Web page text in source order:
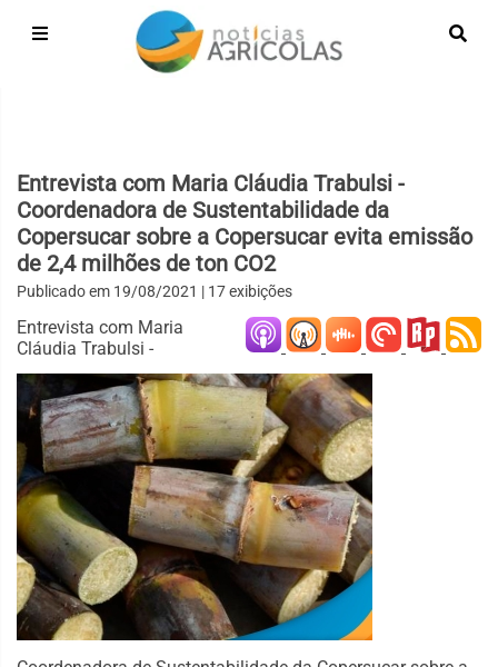
Entrevista com Maria Cláudia Trabulsi -
Coordenadora de Sustentabilidade da
Copersucar sobre a Copersucar evita emissão
de 2,4 milhões de ton CO2
Publicado em 19/08/2021 | 17 exibições
Entrevista com Maria
Cláudia Trabulsi -